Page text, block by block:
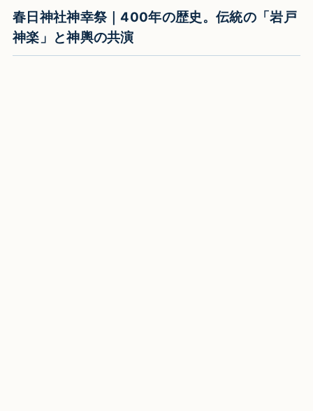
春日神社神幸祭｜400年の歴史。伝統の「岩戸
神楽」と神輿の共演